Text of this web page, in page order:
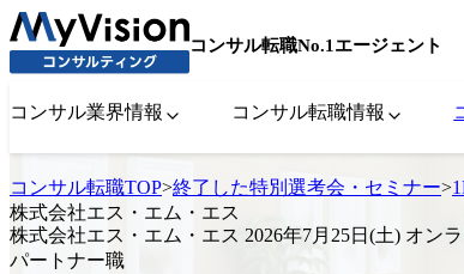
コンサル転職No.1エージェント
コンサル業界情報 コンサル転職情報
コンサル転職TOP>終了した特別選考会・セミナー>
株式会社エス・エム・エス
株式会社エス・エム・エス 2026年7月25日(土) オン
パートナー職